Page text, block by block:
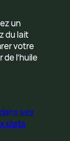
un
du lait
votre
l’huile
ses
plats